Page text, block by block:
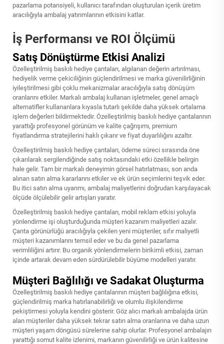
pazarlama potansiyeli, kullanıcı tarafından oluşturulan içerik üretim
aracılığıyla ambalaj yatırımlarının etkisini katlar.
İş Performansı ve ROI Ölçümü
Satış Dönüştürme Etkisi Analizi
Özelleştirilmiş baskılı hediye çantaları, algılanan değerin artırılması,
hediyelik verme çekiciliğinin güçlendirilmesi ve marka güvenilirliğinin
iyileştirilmesi gibi çoklu mekanizmalar aracılığıyla satış dönüşüm
oranlarını etkiler. Markalı ambalaj kullanan işletmeler, genel amaçlı
alternatifler kullananlara kıyasla tutarlı şekilde daha yüksek ortalama
işlem değerleri bildirmektedir. Özelleştirilmiş baskılı hediye çantalarının
yarattığı profesyonel görünüm ve kalite çağrışımı, premium
fiyatlandırma stratejilerini haklı çıkarır ve fiyat duyarlılığını azaltır.
Özelleştirilmiş baskılı hediye çantaları, ödeme süreci sırasında öne
çıkarılarak sergilendiğinde satış noktasındaki etki özellikle belirgin
hale gelir. Tam bir markalı deneyimin görsel hatırlatması, son anda
alınan satın alma kararlarını etkiler ve ek ürün seçimlerini teşvik eder.
Bu itici satın alma uyarımı, ambalaj maliyetlerini doğrudan karşılayacak
ölçüde ölçülebilir gelir artışları yaratır.
Özelleştirilmiş baskılı hediye çantaları, mobil reklam etkisi yoluyla
yönlendirme işi oluşturduğunda müşteri kazanım maliyetleri azalır.
Çanta görünürlüğü aracılığıyla çekilen yeni müşteriler, sıfır maliyetli
müşteri kazanımlarını temsil eder ve bu da genel pazarlama
verimliliğini artırır. Bu organik yönlendirmelerin birikimli etkisi, zaman
içinde artarak devam eden sürdürülebilir büyüme modelleri yaratır.
Müşteri Bağlılığı ve Sadakat Oluşturma
Özelleştirilmiş baskılı hediye çantalarının müşteri bağlılığına etkisi,
güçlendirilmiş marka hatırlanabilirliği ve olumlu ilişkilendirme
pekiştirmesi yoluyla kendini gösterir. Göz alıcı markalı ambalajda ürün
alan müşteriler daha yüksek tekrar satın alma oranlarına ve daha uzun
müşteri yaşam döngüsü sürelerine sahip olurlar. Profesyonel ambalajın
yarattığı somut kalite izlenimi, markanın güvenilirliği ve ürün kalitesine